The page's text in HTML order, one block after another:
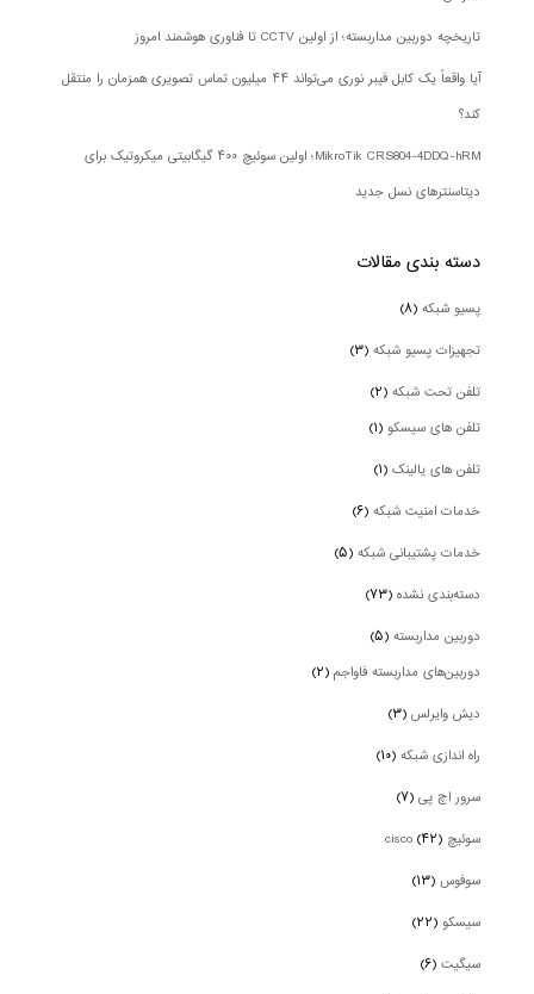
تاریخچه دوربین مداربسته؛ از اولین CCTV تا فناوری هوشمند امروز
آیا واقعاً یک کابل فیبر نوری می‌تواند ۴۴ میلیون تماس تصویری همزمان را منتقل
کند؟
MikroTik CRS804-4DDQ-hRM؛ اولین سوئیچ ۴۰۰ گیگابیتی میکروتیک برای
دیتاسنترهای نسل جدید
دسته بندی‌ مقالات
پسیو شبکه(۸)
تجهیزات پسیو شبکه(۳)
تلفن تحت شبکه(۲)
تلفن های سیسکو(۱)
تلفن های یالینک(۱)
خدمات امنیت شبکه(۶)
خدمات پشتیبانی شبکه(۵)
دسته‌بندی نشده(۷۳)
دوربین‌ مداربسته(۵)
دوربین‌های مداربسته فاواجم(۲)
دیش وایرلس(۳)
راه اندازی شبکه(۱۰)
سرور اچ پی(۷)
سوئیچ cisco (۴۲)
سوفوس(۱۳)
سیسکو(۲۲)
سیگیت(۶)